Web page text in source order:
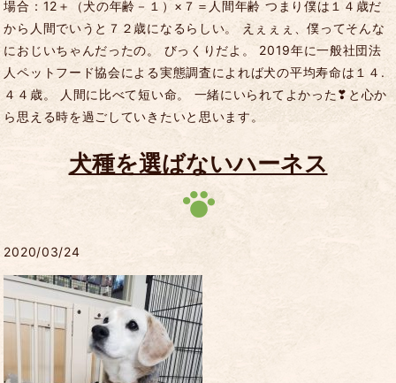
場合：12＋（犬の年齢－１）×７＝人間年齢 つまり僕は１４歳だ
から人間でいうと７２歳になるらしい。 えぇぇぇ、僕ってそんな
におじいちゃんだったの。 びっくりだよ。 2019年に一般社団法
人ペットフード協会による実態調査によれば犬の平均寿命は１４.
４４歳。 人間に比べて短い命。 一緒にいられてよかった❣と心か
ら思える時を過ごしていきたいと思います。
犬種を選ばないハーネス
2020/03/24